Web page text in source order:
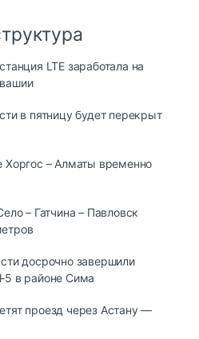
LTE заработала на
в пятницу будет перекрыт
Хоргос – Алматы временно
– Гатчина – Павловск
досрочно завершили
в районе Сима
проезд через Астану —